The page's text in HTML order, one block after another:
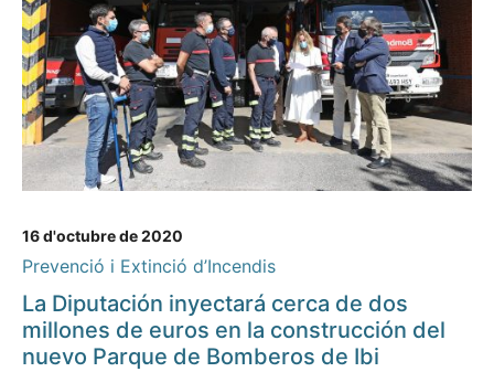
16 d'octubre de 2020
Prevenció i Extinció d’Incendis
La Diputación inyectará cerca de dos
millones de euros en la construcción del
nuevo Parque de Bomberos de Ibi